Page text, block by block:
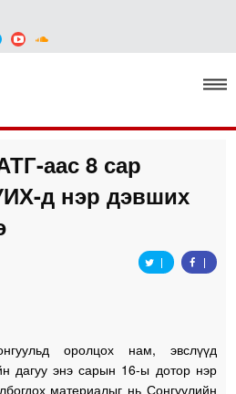
эдийн засаг
Гэмт хэрэг
аас 8 сар
д нэр дэвших
оролцох нам, эвслүүд
дагуу энэ сарын 16-ы дотор нэр
материалыг нь Сонгуулийн